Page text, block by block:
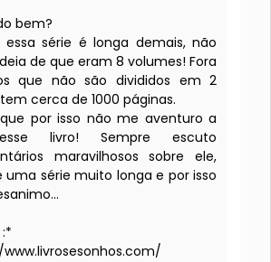
bem?
essa série é longa demais, não
de que eram 8 volumes! Fora
que não são divididos em 2
cerca de 1000 páginas.
por isso não me aventuro a
livro! Sempre escuto
maravilhosos sobre ele,
uma série muito longa e por isso